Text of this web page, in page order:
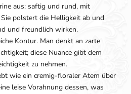
aus: saftig und rund, mit
polstert die Helligkeit ab und
und freundlich wirken.
Kontur. Man denkt an zarte
diese Nuance gibt dem
zu nehmen.
wie ein cremig-floraler Atem über
leise Vorahnung dessen, was